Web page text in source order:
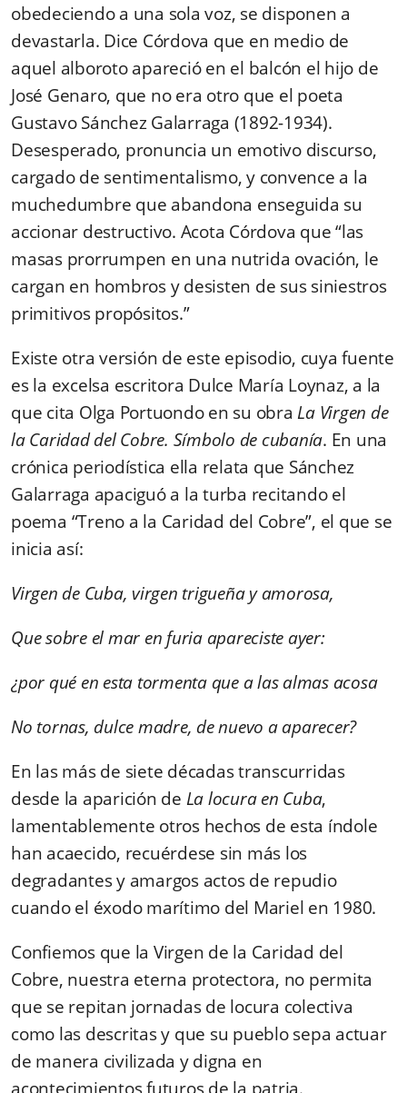
obedeciendo a una sola voz, se disponen a
devastarla. Dice Córdova que en medio de
aquel alboroto apareció en el balcón el hijo de
José Genaro, que no era otro que el poeta
Gustavo Sánchez Galarraga (1892-1934).
Desesperado, pronuncia un emotivo discurso,
cargado de sentimentalismo, y convence a la
muchedumbre que abandona enseguida su
accionar destructivo. Acota Córdova que “las
masas prorrumpen en una nutrida ovación, le
cargan en hombros y desisten de sus siniestros
primitivos propósitos.”
Existe otra versión de este episodio, cuya fuente
es la excelsa escritora Dulce María Loynaz, a la
que cita Olga Portuondo en su obra La Virgen de
la Caridad del Cobre. Símbolo de cubanía. En una
crónica periodística ella relata que Sánchez
Galarraga apaciguó a la turba recitando el
poema “Treno a la Caridad del Cobre”, el que se
inicia así:
Virgen de Cuba, virgen trigueña y amorosa,
Que sobre el mar en furia apareciste ayer:
¿por qué en esta tormenta que a las almas acosa
No tornas, dulce madre, de nuevo a aparecer?
En las más de siete décadas transcurridas
desde la aparición de La locura en Cuba,
lamentablemente otros hechos de esta índole
han acaecido, recuérdese sin más los
degradantes y amargos actos de repudio
cuando el éxodo marítimo del Mariel en 1980.
Confiemos que la Virgen de la Caridad del
Cobre, nuestra eterna protectora, no permita
que se repitan jornadas de locura colectiva
como las descritas y que su pueblo sepa actuar
de manera civilizada y digna en